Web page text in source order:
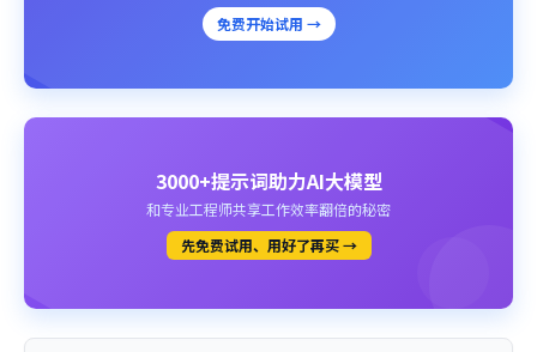
免费开始试用 →
3000+提示词助力AI大模型
和专业工程师共享工作效率翻倍的秘密
先免费试用、用好了再买 →